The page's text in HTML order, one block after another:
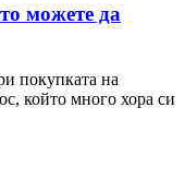
можете да
покупката на
който много хора си